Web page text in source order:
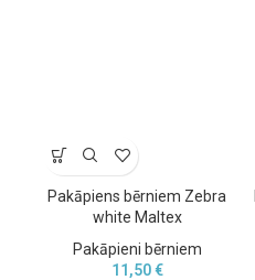
Pakāpiens bērniem Zebra
white Maltex
Pakāpieni bērniem
11,50€